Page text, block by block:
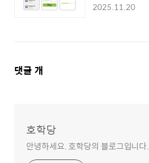
2025.11.20
댓
댓글 개
호학당
안녕하세요. 호학당의 블로그입니다.